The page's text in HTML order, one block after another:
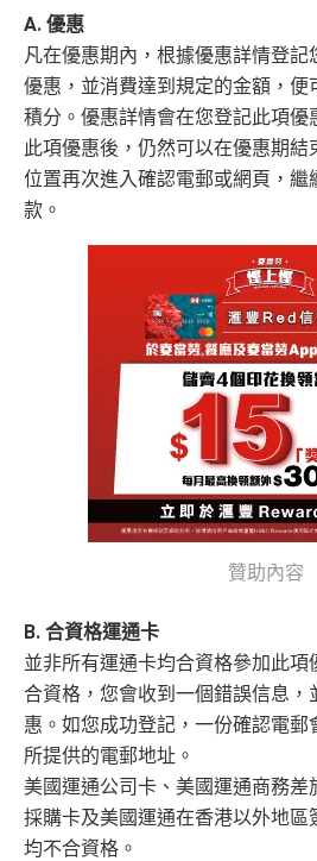
專有服務
批卡特快，5-10個工作天
沒有海外簽賬DCC協議，海外
C陷阱
一連串American Express信用
Amex Platinum Travel Service -
(FHR)識玩又夠運嘅住品牌酒
得upgrade套房，免費早餐，
s
可以轉積分為多個飛行里數或
a Miles/ Avios/ KrisFlyer/
AE緊急家居及汽車支援服務
酒店Elite會籍，Hilton金卡入住送
美心美膳會2-3人星期一至四食
睇戲折扣：星期五係百老匯、
一送一或其他日子享有8折優惠
AE購物保障：延長一年保障
高達HK$9,000奢華酒店回贈
AE白金卡香港足球會HKFC禮遇
亞洲50+指定高爾夫球會免費果
信和酒店優惠：會送住宿禮券
積分無限期
飲食優惠全集：AE美膳會及餐
一
優惠活動更新：
❎缺點
A. 優惠
凡在優惠期內，根據優惠詳情登
優惠，並消費達到規定的金額，便
積分。優惠詳情會在您登記此項優
此項優惠後，仍然可以在優惠期結
位置再次進入確認電郵或網頁，繼
款。
贊助內容
B. 合資格運通卡
並非所有運通卡均合資格參加此項
合資格，您會收到一個錯誤信息，
惠。如您成功登記，一份確認電郵
所提供的電郵地址。
美國運通公司卡、美國運通商務差
採購卡及美國運通在香港以外地區
均不合資格。